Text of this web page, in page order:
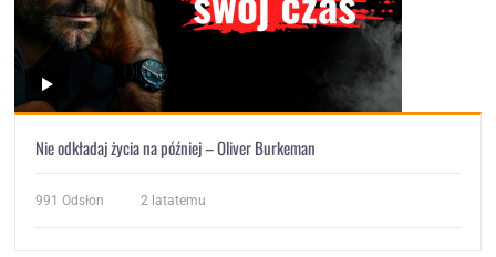
Nie odkładaj życia na później – Oliver Burkeman
991 Odsłon 2 latatemu